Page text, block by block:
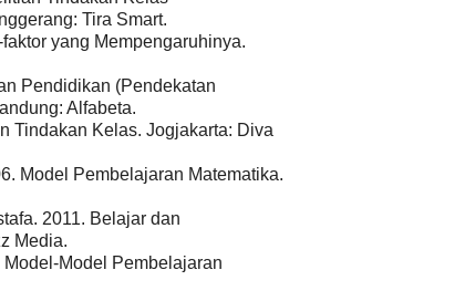
Tira Smart.
yang Mempengaruhinya.
Pendidikan (Pendekatan
Alfabeta.
Tindakan Kelas. Jogjakarta: Diva
Model Pembelajaran Matematika.
2011. Belajar dan
Media.
Model Pembelajaran